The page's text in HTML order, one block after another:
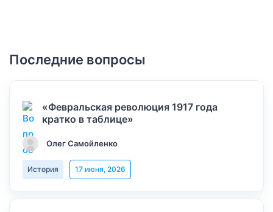
Последние вопросы
«Февральская революция 1917 года
кратко в таблице»
Олег Самойленко
История 17 июня, 2026